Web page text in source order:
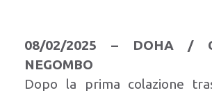
08/02/2025 – DOHA /
NEGOMBO
Dopo la prima colazione